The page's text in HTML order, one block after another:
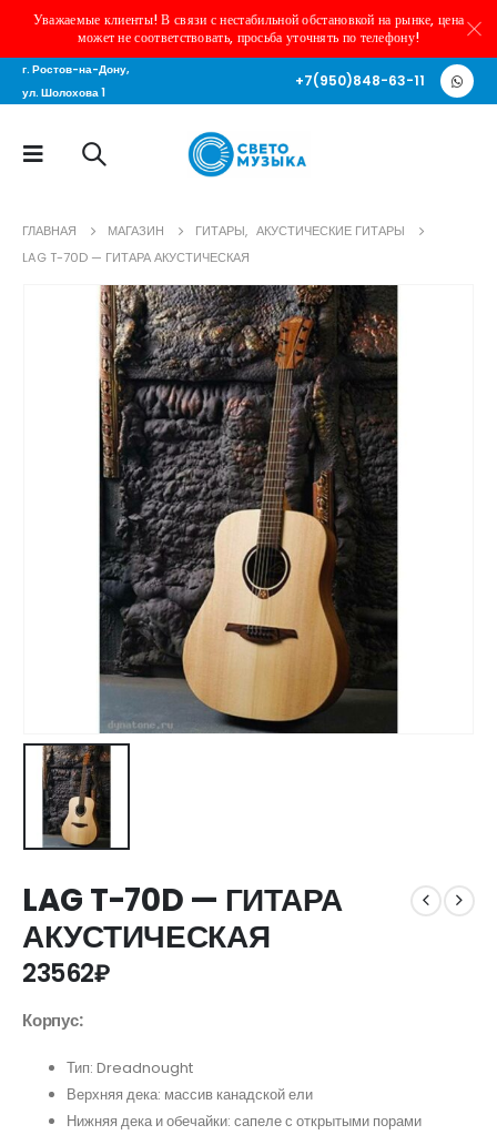
Уважаемые клиенты! В связи с нестабильной обстановкой на рынке, цена
может не соответствовать, просьба уточнять по телефону!
г. Ростов-на-Дону,
ул. Шолохова 1
+7(950)848-63-11
ГЛАВНАЯ МАГАЗИН ГИТАРЫ, АКУСТИЧЕСКИЕ ГИТАРЫ
LAG T-70D — ГИТАРА АКУСТИЧЕСКАЯ
LAG T-70D — ГИТАРА
АКУСТИЧЕСКАЯ
23562₽
Корпус:
Тип: Dreadnought
Верхняя дека: массив канадской ели
Нижняя дека и обечайки: сапеле с открытыми порами